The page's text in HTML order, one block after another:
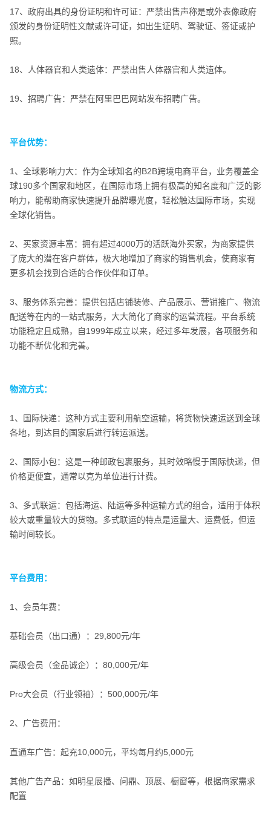
17、政府出具的身份证明和许可证：严禁出售声称是或外表像政府
颁发的身份证明性文献或许可证，如出生证明、驾驶证、签证或护
照。
18、人体器官和人类遗体：严禁出售人体器官和人类遗体。
19、招聘广告：严禁在阿里巴巴网站发布招聘广告。
平台优势：
1、全球影响力大：作为全球知名的B2B跨境电商平台，业务覆盖全
球190多个国家和地区，在国际市场上拥有极高的知名度和广泛的影
响力，能帮助商家快速提升品牌曝光度，轻松触达国际市场，实现
全球化销售。
2、买家资源丰富：拥有超过4000万的活跃海外买家，为商家提供
了庞大的潜在客户群体，极大地增加了商家的销售机会，使商家有
更多机会找到合适的合作伙伴和订单。
3、服务体系完善：提供包括店铺装修、产品展示、营销推广、物流
配送等在内的一站式服务，大大简化了商家的运营流程。平台系统
功能稳定且成熟，自1999年成立以来，经过多年发展，各项服务和
功能不断优化和完善。
物流方式：
1、国际快递：这种方式主要利用航空运输，将货物快速运送到全球
各地，到达目的国家后进行转运派送。
2、国际小包：这是一种邮政包裹服务，其时效略慢于国际快递，但
价格更便宜，通常以克为单位进行计费。
3、多式联运：包括海运、陆运等多种运输方式的组合，适用于体积
较大或重量较大的货物。多式联运的特点是运量大、运费低，但运
输时间较长。
平台费用：
1、会员年费：
基础会员（出口通）：29,800元/年
高级会员（金品诚企）：80,000元/年
Pro大会员（行业领袖）：500,000元/年
2、广告费用：
直通车广告：起充10,000元，平均每月约5,000元
其他广告产品：如明星展播、问鼎、顶展、橱窗等，根据商家需求
配置